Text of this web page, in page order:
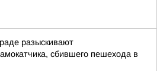
разыскивают
сбившего пешехода в